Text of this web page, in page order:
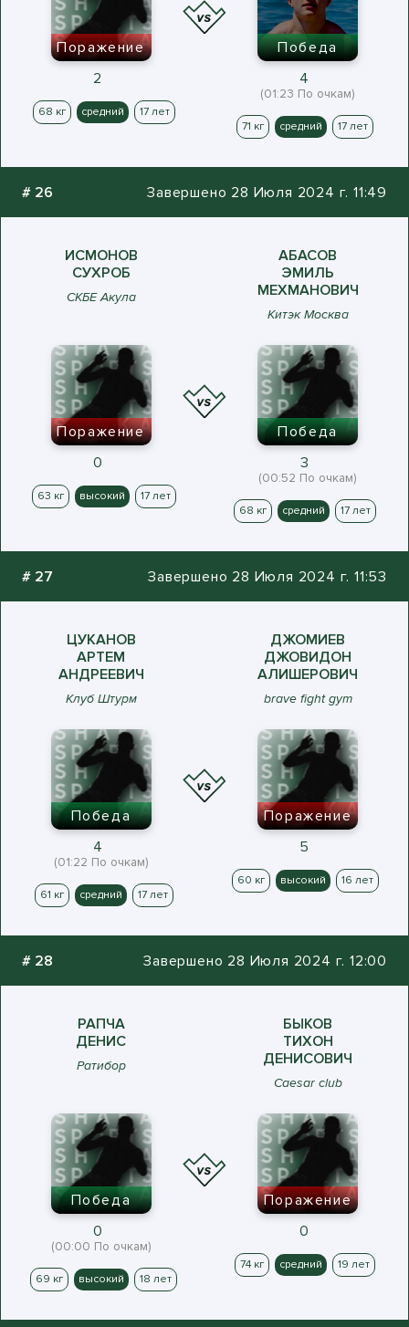
Поражение
2
68 кг средний 17 лет
Победа
4
(01:23 По очкам)
71 кг средний 17 лет
# 26 Завершено 28 Июля 2024 г. 11:49
ИСМОНОВ
СУХРОБ
СКБЕ Акула
АБАСОВ
ЭМИЛЬ
МЕХМАНОВИЧ
Китэк Москва
Поражение
0
63 кг высокий 17 лет
Победа
3
(00:52 По очкам)
68 кг средний 17 лет
# 27 Завершено 28 Июля 2024 г. 11:53
ЦУКАНОВ
АРТЕМ
АНДРЕЕВИЧ
Клуб Штурм
ДЖОМИЕВ
ДЖОВИДОН
АЛИШЕРОВИЧ
brave fight gym
Победа
4
(01:22 По очкам)
61 кг средний 17 лет
Поражение
5
60 кг высокий 16 лет
# 28 Завершено 28 Июля 2024 г. 12:00
РАПЧА
ДЕНИС
Ратибор
БЫКОВ
ТИХОН
ДЕНИСОВИЧ
Caesar club
Победа
0
(00:00 По очкам)
69 кг высокий 18 лет
Поражение
0
74 кг средний 19 лет